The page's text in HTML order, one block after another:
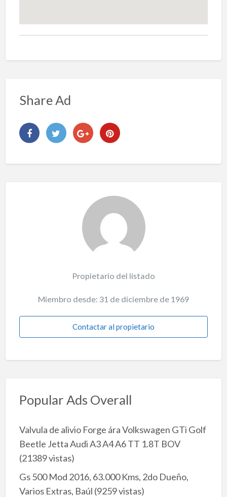
Share Ad
Propietario del listado
Miembro desde: 31 de diciembre de 1969
Contactar al propietario
Popular Ads Overall
Valvula de alivio Forge ára Volkswagen GTi Golf
Beetle Jetta Audi A3 A4 A6 TT 1.8T BOV
(21389 vistas)
Gs 500 Mod 2016, 63.000 Kms, 2do Dueño,
Varios Extras, Baúl (9259 vistas)